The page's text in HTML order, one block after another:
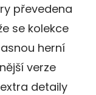
převedena
se kolekce
herní
verze
detaily